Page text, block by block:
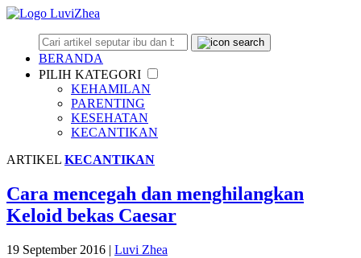
BERANDA
PILIH KATEGORI
KEHAMILAN
PARENTING
KESEHATAN
KECANTIKAN
ARTIKEL KECANTIKAN
Cara mencegah dan menghilangkan
Keloid bekas Caesar
19 September 2016 | Luvi Zhea